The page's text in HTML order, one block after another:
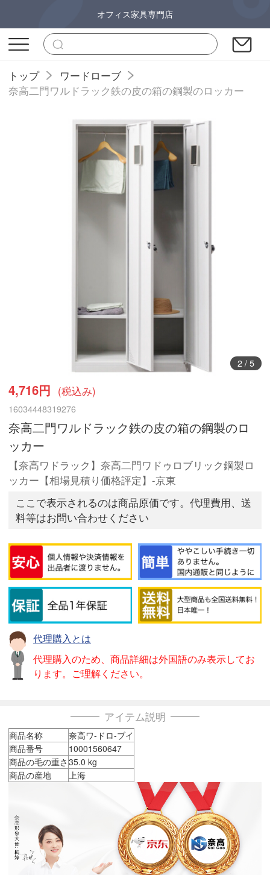
オフィス家具専門店
トップ
ワードローブ
奈高二門ワルドラック鉄の皮の箱の鋼製のロッカー
3/ 5
4,716円 (税込み)
16034448319276
奈高二門ワルドラック鉄の皮の箱の鋼製のロ
ッカー
【奈高ワドラック】奈高二門ワドゥロブリック鋼製ロ
ッカー【相場見積り価格評定】-京東
ここで表示されるのは商品原価です。代理費用、送
料等はお問い合わせください
代理購入とは
代理購入のため、商品詳細は外国語のみ表示してお
ります。ご理解ください。
アイテム説明
商品名称
奈高ワ-ドロ-ブイ
商品番号
10001560647
商品の毛の重さ 35.0 kg
商品の産地
上海